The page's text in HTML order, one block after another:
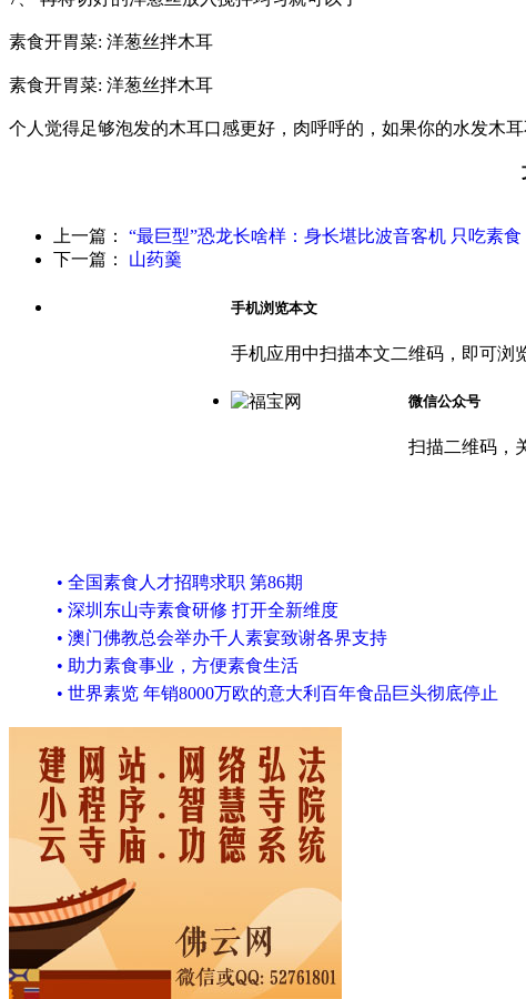
素食开胃菜: 洋葱丝拌木耳
素食开胃菜: 洋葱丝拌木耳
个人觉得足够泡发的木耳口感更好，肉呼呼的，如果你的水发木
上一篇： “最巨型”恐龙长啥样：身长堪比波音客机 只吃素食
下一篇： 山药羹
手机浏览本文
手机应用中扫描本文二维码，即可浏
微信公众号
扫描二维码，
• 全国素食人才招聘求职 第86期
• 深圳东山寺素食研修 打开全新维度
• 澳门佛教总会举办千人素宴致谢各界支持
• 助力素食事业，方便素食生活
• 世界素览 年销8000万欧的意大利百年食品巨头彻底停止